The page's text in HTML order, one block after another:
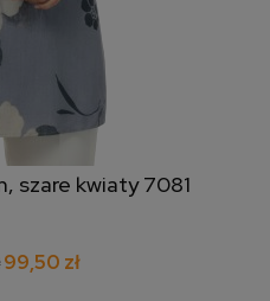
szare kwiaty 7081
99,50 zł